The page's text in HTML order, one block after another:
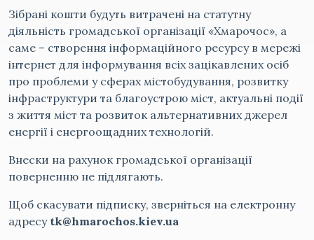
Зібрані кошти будуть витрачені на статутну
діяльність громадської організації «Хмарочос», а
саме – створення інформаційного ресурсу в мережі
інтернет для інформування всіх зацікавлених осіб
про проблеми у сферах містобудування, розвитку
інфраструктури та благоустрою міст, актуальні події
з життя міст та розвиток альтернативних джерел
енергії і енергоощадних технологій.
Внески на рахунок громадської організації
поверненню не підлягають.
Щоб скасувати підписку, зверніться на електронну
адресу tk@hmarochos.kiev.ua